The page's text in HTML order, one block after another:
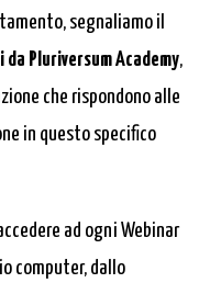
segnaliamo il
Pluriversum Academy,
che rispondono alle
in questo specifico
ad ogni Webinar
computer, dallo